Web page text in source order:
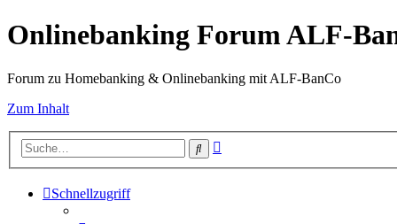
Onlinebanking Forum ALF-
Forum zu Homebanking & Onlinebanking mit ALF-BanCo
Zum Inhalt
Suche
Schnellzugriff